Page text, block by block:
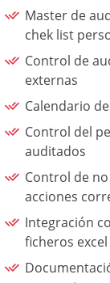
Master de
chek list
Control de
externas
Calendario
Control del
auditados
Control de
acciones
Integración
ficheros